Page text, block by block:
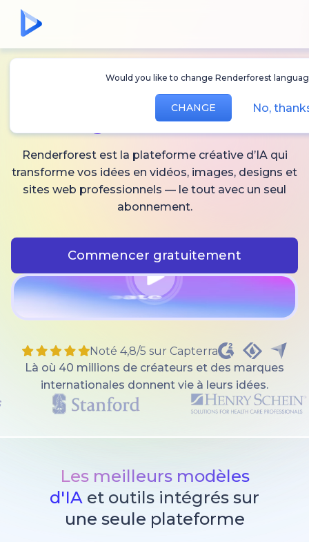
Would you like to change Renderforest
CHANGE No,
Créez desvidéos,
et audio IA
Renderforest est la plateforme créative d’IA qui
transforme vos idées en vidéos, images, designs et
sites web professionnels — le tout avec un seul
abonnement.
Commencer gratuitement
Noté 4,8/5 sur Capterra
Là où 40 millions de créateurs et des marques
internationales donnent vie à leurs idées.
Les meilleurs modèles
d'IA et outils intégrés sur
une seule plateforme